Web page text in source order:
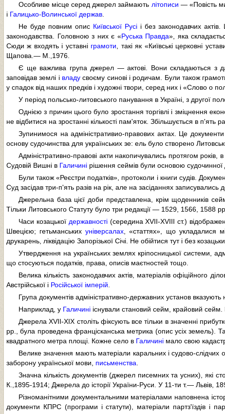
Особливе місце серед джерел займають літописи — «Повість
і Галицько-Волинської держав
Не буде повним опис Київської Русі і без законодавчих
законодавства. Головною з них є «Руська Правда», яка
Сюди ж входять і уставні грамоти , такі як «Київські церковні
Щапова.— М.,1976.
Є ще важлива група джерел — актові. Вони складаються з
заповідав землі і владусвоєму синові і родичам. Були також
у спадок від наших предків і художні твори, серед них і «Слово о
У період польсько-литовського панування в Україні, з другої
Однією з причин цього було зростання торгівлі і зміцнення
не відбитися на зростанні кількості пам'яток. Збільшується в п'ять
Зупинимося на адміністративио-правових актах. Це
основу судочинства для українських зе: ель було створено
Адміністративно-правові акти накопичувались протягом
Судовій Вишні в Галичині рішення сеймів були основою судочинної
Були також «Реєстри податків», протоколи і книги судів.
Суд засідав три-п'ять разів на рік, але на засіданнях записувались
Джерельна база цієї доби представлена, крім щоденників
Тільки Литовського Статуту було три редакції — 1529, 1566, 1588
Часи козацької державності(середина XVII-XVIII ст.)
Швецією; гетьманськихуніверсалах , «статтях», що укладалися
друкарень, ліквідацію Запорізької Січі. Не обійтися тут і без
Утвердження на українських землях кріпосницької системи,
що стосуються податків, права, описів маєтностей тощо.
Велика кількість законодавчих актів, матеріалів офіційного
Австрійської і Російської імперій
Група документів адміністративно-державних установ
Наприклад, у Галичині існували становий сейм, крайовий сейм.
Джерела XVII-XIX століть фіксують все тільки в значенні
pp., була проведена францісканська метрика (опис усіх земель).
квадратного метра площі. Кожне село в Галичині мало свою
Велике значення мають матеріали каральних і судово-слідчих
заборону української мови, письменства
Значна кількість документів (джерел писемних та усних), які
К.,1895-1914; Джерела до історії України-Руси. У 11-ти т.— Львів,
Різноманітними документальними матеріалами наповнена
документи КПРС (програми і статути), матеріали партз'їздів і